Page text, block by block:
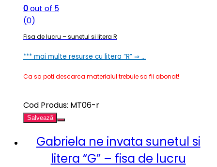
0out of 5
(0)
Fisa de lucru – sunetul si litera R
*** mai multe resurse cu litera “R” ⇒ …
Ca sa poti descarca materialul trebuie sa fii abonat!
Cod Produs: MT06-r
Salvează
Gabriela ne invata sunetul si
litera “G” – fisa de lucru